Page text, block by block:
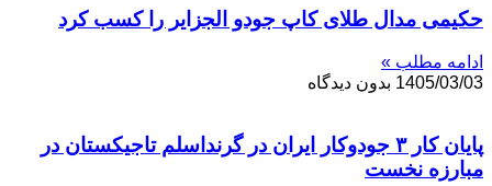
حکیمی مدال طلای کاپ جودو الجزایر را کسب کرد
ادامه مطلب »
1405/03/03 بدون دیدگاه
پایان کار ۳ جودوکار ایران در گرنداسلم تاجیکستان در
مبارزه نخست